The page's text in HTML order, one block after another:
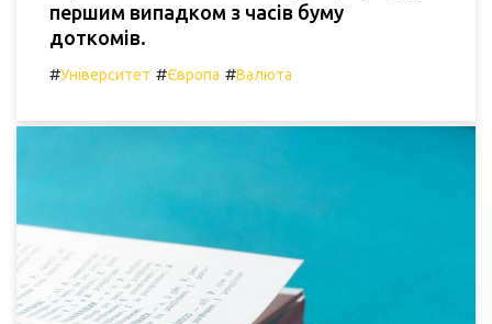
першим випадком з часів буму
доткомів.
#Університет #Європа #Валюта